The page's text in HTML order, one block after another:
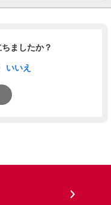
ましたか？
いいえ